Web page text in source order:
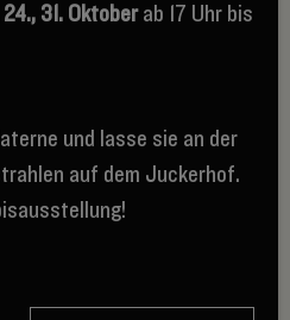
24., 31. Oktober ab 17 Uhr bis
und lasse sie an der
auf dem Juckerhof.